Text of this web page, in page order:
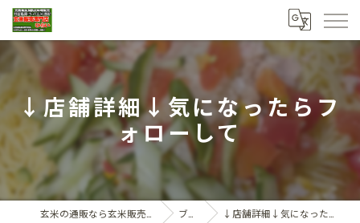
↓店舗詳細↓気になったらフ
ォローして
ブログ ↓店舗詳細↓気になったらフォローして